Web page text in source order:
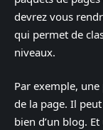
devrez vous
qui permet de
niveaux.
Par exemple,
de la page. Il
bien d’un blog.